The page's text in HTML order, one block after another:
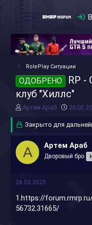
RolePlay Ситуации
ОДОБРЕНО
RP -
клуб "Хиллс"
А
т
р
т
Артем Араб
Д
т
н
ч
Закрыто для
А Артем Араб
Дворовый бро
26.02.2025
1.https://
56732.31665/